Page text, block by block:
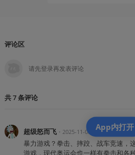
评论区
共7条评论
超级怒而飞・ 2025-11-05
暴力游戏？拳击、摔跤、战车竞速，
游戏，现代奥运会也一样有拳击和各
App内打开